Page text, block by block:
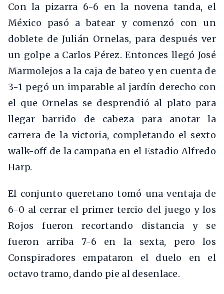
Con la pizarra 6-6 en la novena tanda, el
México pasó a batear y comenzó con un
doblete de Julián Ornelas, para después ver
un golpe a Carlos Pérez. Entonces llegó José
Marmolejos a la caja de bateo y en cuenta de
3-1 pegó un imparable al jardín derecho con
el que Ornelas se desprendió al plato para
llegar barrido de cabeza para anotar la
carrera de la victoria, completando el sexto
walk-off de la campaña en el Estadio Alfredo
Harp.
El conjunto queretano tomó una ventaja de
6-0 al cerrar el primer tercio del juego y los
Rojos fueron recortando distancia y se
fueron arriba 7-6 en la sexta, pero los
Conspiradores empataron el duelo en el
octavo tramo, dando pie al desenlace.